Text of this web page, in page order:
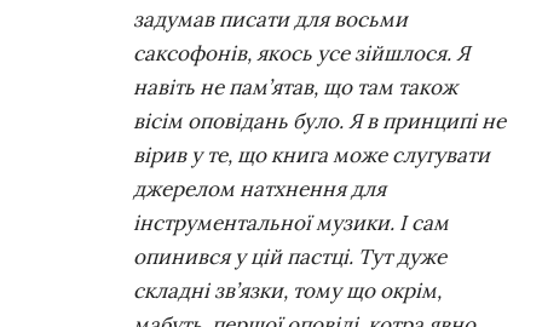
задумав писати для восьми
саксофонів, якось усе зійшлося. Я
навіть не пам’ятав, що там також
вісім оповідань було. Я в принципі не
вірив у те, що книга може слугувати
джерелом натхнення для
інструментальної музики. І сам
опинився у цій пастці. Тут дуже
складні зв’язки, тому що окрім,